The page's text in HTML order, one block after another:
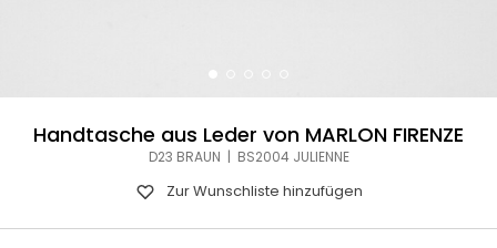
Handtasche aus Leder von MARLON FIRENZE
D23 BRAUN | BS2004 JULIENNE
Zur Wunschliste hinzufügen